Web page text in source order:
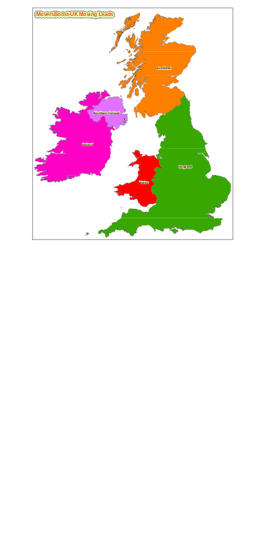
England
Ireland
Scotland
Wales
Northern Ireland
MoversBoost-U K Moving Leads